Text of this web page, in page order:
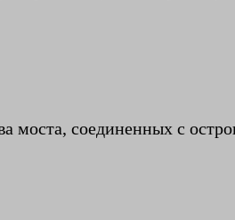
моста, соединенных с